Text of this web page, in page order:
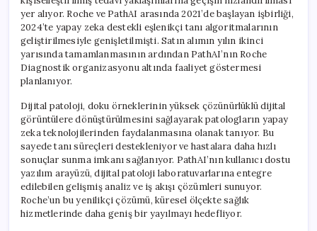
yer alıyor. Roche ve PathAI arasında 2021’de başlayan işbirliği,
2024’te yapay zeka destekli eşlenikçi tanı algoritmalarının
geliştirilmesiyle genişletilmişti. Satın alımın yılın ikinci
yarısında tamamlanmasının ardından PathAI’nın Roche
Diagnostik organizasyonu altında faaliyet göstermesi
planlanıyor.
Dijital patoloji, doku örneklerinin yüksek çözünürlüklü dijital
görüntülere dönüştürülmesini sağlayarak patologların yapay
zeka teknolojilerinden faydalanmasına olanak tanıyor. Bu
sayede tanı süreçleri destekleniyor ve hastalara daha hızlı
sonuçlar sunma imkanı sağlanıyor. PathAI’nın kullanıcı dostu
yazılım arayüzü, dijital patoloji laboratuvarlarına entegre
edilebilen gelişmiş analiz ve iş akışı çözümleri sunuyor.
Roche’un bu yenilikçi çözümü, küresel ölçekte sağlık
hizmetlerinde daha geniş bir yayılmayı hedefliyor.